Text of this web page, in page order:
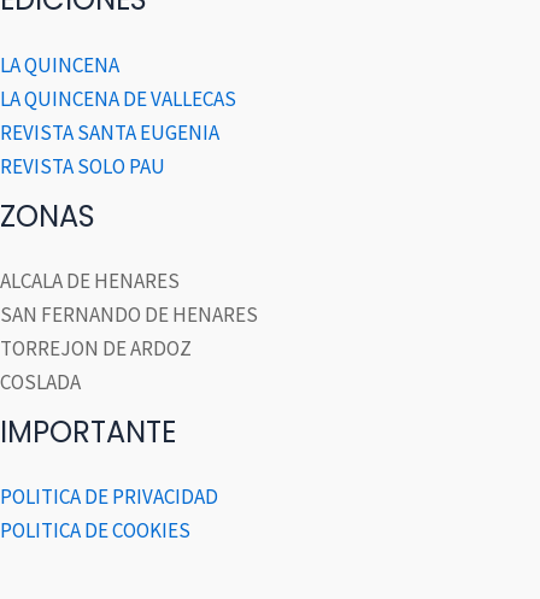
LA QUINCENA
LA QUINCENA DE VALLECAS
REVISTA SANTA EUGENIA
REVISTA SOLO PAU
ZONAS
ALCALA DE HENARES
SAN FERNANDO DE HENARES
TORREJON DE ARDOZ
COSLADA
IMPORTANTE
POLITICA DE PRIVACIDAD
POLITICA DE COOKIES